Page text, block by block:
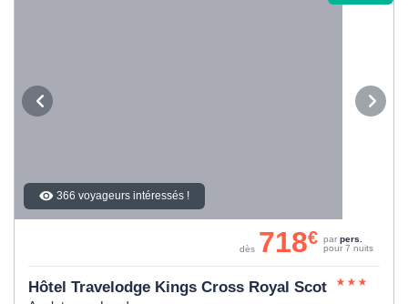
366 voyageurs intéressés !
Hôtel Travelodge Kings Cross Royal Scot
dès 718€ par pers.
pour 7 nuits